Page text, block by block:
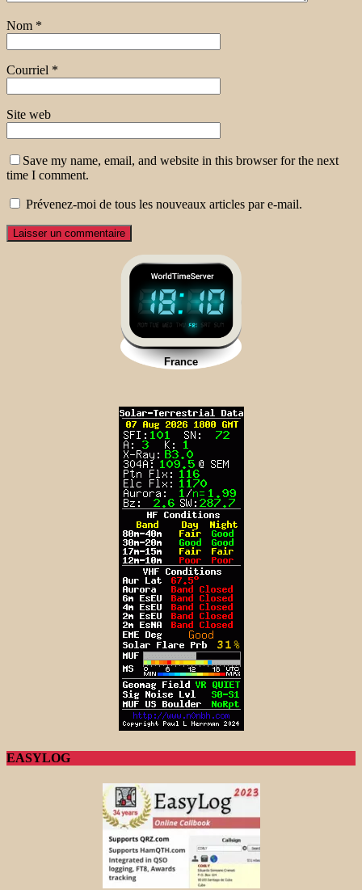
Nom *
Courriel *
Site web
Save my name, email, and website in this browser for the next
time I comment.
Prévenez-moi de tous les nouveaux articles par e-mail.
EASYLOG